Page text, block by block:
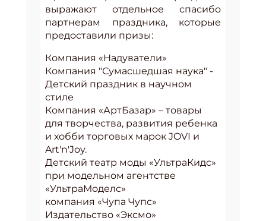
выражают отдельное спасибо
партнерам праздника, которые
предоставили призы:
Компания «Надуватели»
Компания "Сумасшедшая наука" -
Детский праздник в научном
стиле
Компания «АртБазар» – товары
для творчества, развития ребенка
и хобби торговых марок JOVI и
Art'n'Joy.
Детский театр моды «УльтраКидс»
при модельном агентстве
«УльтраМоделс»
компания «Чупа Чупс»
Издательство «Эксмо»